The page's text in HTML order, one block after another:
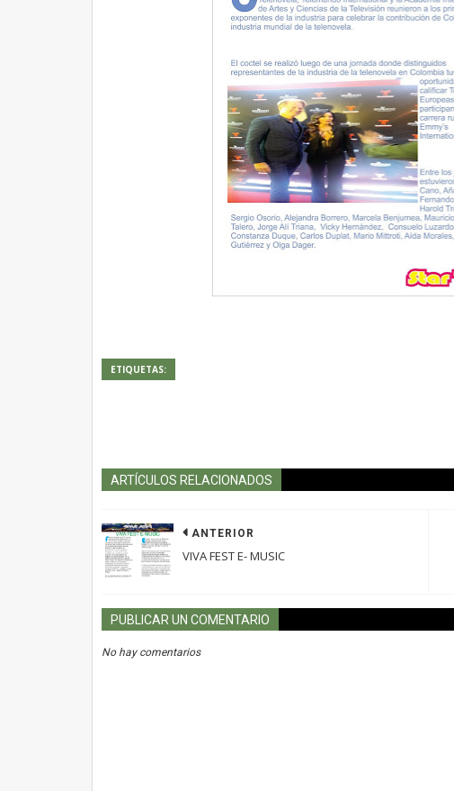
ETIQUETAS:
ARTÍCULOS RELACIONADOS
ANTERIOR
VIVA FEST E- MUSIC
PUBLICAR UN COMENTARIO
No hay comentarios